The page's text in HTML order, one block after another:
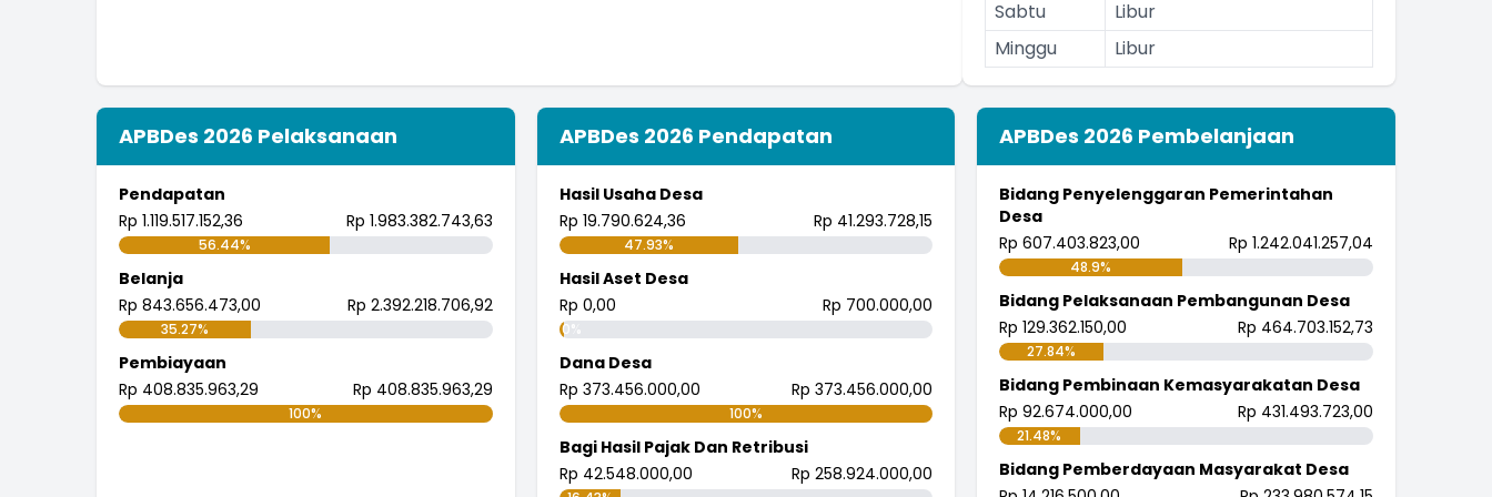
Sabtu
Libur
Minggu
Libur
APBDes 2026 Pelaksanaan
Pendapatan
Rp 1.119.517.152,36
Rp 1.983.382.743,63
56.44%
Belanja
Rp 843.656.473,00
Rp 2.392.218.706,92
35.27%
Pembiayaan
Rp 408.835.963,29
Rp 408.835.963,29
100%
APBDes 2026 Pendapatan
Hasil Usaha Desa
Rp 19.790.624,36
Rp 41.293.728,15
47.93%
Hasil Aset Desa
Rp 0,00
Rp 700.000,00
0%
Dana Desa
Rp 373.456.000,00
Rp 373.456.000,00
100%
Bagi Hasil Pajak Dan Retribusi
Rp 42.548.000,00
Rp 258.924.000,00
APBDes 2026 Pembelanjaan
Bidang Penyelenggaran Pemerintahan
Desa
Rp 607.403.823,00
Rp 1.242.041.257,04
48.9%
Bidang Pelaksanaan Pembangunan Desa
Rp 129.362.150,00
Rp 464.703.152,73
27.84%
Bidang Pembinaan Kemasyarakatan Desa
Rp 92.674.000,00
Rp 431.493.723,00
21.48%
Bidang Pemberdayaan Masyarakat Desa